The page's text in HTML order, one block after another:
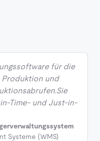
für die
Produktion und
Time- und Just-in-
Systeme (WMS)